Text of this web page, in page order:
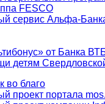
FESCO
сервис Альфа-
от Банка
детям
во благо
проект портала